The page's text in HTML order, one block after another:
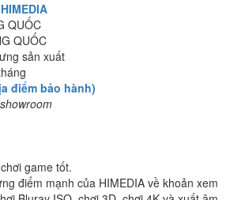
HIMEDIA
QUỐC
QUỐC
sản xuất
điểm bảo hành)
game tốt.
điểm mạnh của HIMEDIA về khoản xem